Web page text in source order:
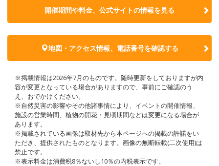
開催期間や料金、公式サイトの情報を見る
地図・アクセス情報、電話番号を確認する
※掲載情報は2026年7月のものです。随時更新をしておりますが内
容が変更となっている場合がありますので、事前にご確認のう
え、おでかけください。
※自然災害の影響やその他諸事情により、イベントの開催情報、
施設の営業時間、植物の開花・見頃期間などは変更になる場合が
あります。
※掲載されている画像は取材先から本ページへの掲載の許諾をい
ただき、提供されたものとなります。画像の無断転載(二次使用)は
禁止です。
※表示料金は消費税8％ないし10％の内税表示です。